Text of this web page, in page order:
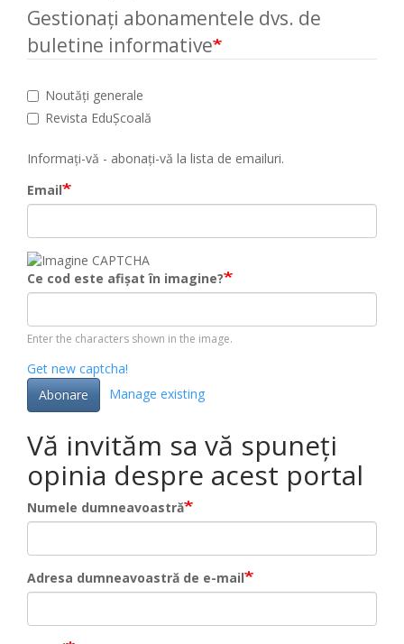
Gestionați abonamentele dvs. de
buletine informative
Noutăți generale
Revista EduȘcoală
Informați-vă - abonați-vă la lista de emailuri.
Email
Ce cod este afișat în imagine?
Enter the characters shown in the image.
Get new captcha!
Abonare
Manage existing
Vă invităm sa vă spuneți
opinia despre acest portal
Numele dumneavoastră
Adresa dumneavoastră de e-mail